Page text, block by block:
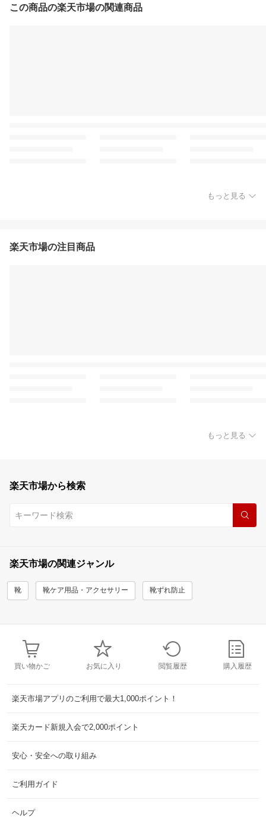
この商品の楽天市場の関連商品
もっと見る
楽天市場の注目商品
もっと見る
楽天市場から検索
楽天市場の関連ジャンル
靴 靴ケア用品・アクセサリー 靴ずれ防止
買い物かご お気に入り 閲覧履歴 購入履歴
楽天市場アプリのご利用で最大1,000ポイント！
楽天カード新規入会で2,000ポイント
安心・安全への取り組み
ご利用ガイド
ヘルプ